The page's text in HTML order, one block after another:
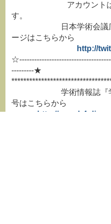
アカウントは、
す。
日本学術会議広報
ージはこちらから
http://
---------★
学術情報誌『学術
号はこちらから
http://